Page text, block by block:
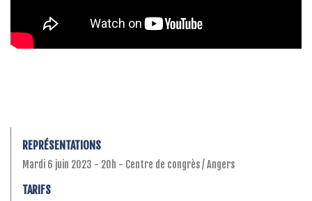
REPRÉSENTATIONS
Mardi 6 juin 2023 - 20h - Centre de congrès / Angers
TARIFS